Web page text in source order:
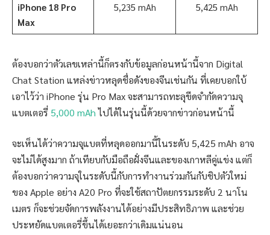
iPhone 18 Pro
Max
5,235 mAh 5,425 mAh
ต้องบอกว่าตัวเลขเหล่านี้ก็ตรงกับข้อมูลก่อนหน้านี้จาก Digital
Chat Station แหล่งข่าวหลุดชื่อดังของจีนเช่นกัน ที่เคยบอกใบ้
เอาไว้ว่า iPhone รุ่น Pro Max จะสามารถทะลุขีดจำกัดความจุ
แบตเตอรี่ 5,000 mAhไปได้ในรุ่นนี้ด้วยจากข่าวก่อนหน้านี้
จะเห็นได้ว่าความจุแบตที่หลุดออกมานี้ในระดับ 5,425 mAh อาจ
จะไม่ได้สูงมาก ถ้าเทียบกับมือถือฝั่งจีนและของเกาหลีคู่แข่ง แต่ก็
ต้องบอกว่าความจุในระดับนี้กับการทำงานร่วมกันกับชิปตัวใหม่
ของ Apple อย่าง A20 Pro ที่จะใช้สถาปัตยกรรมระดับ 2 นาโน
เมตร ก็จะช่วยจัดการพลังงานได้อย่างมีประสิทธิภาพ และช่วย
ประหยัดแบตเตอรี่ขึ้นได้เยอะกว่าเดิมแน่นอน